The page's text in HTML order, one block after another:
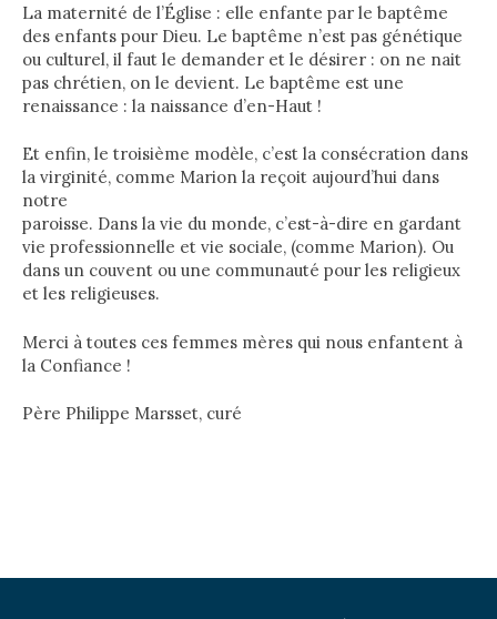
La maternité de l’Église : elle enfante par le baptême
des enfants pour Dieu. Le baptême n’est pas génétique
ou culturel, il faut le demander et le désirer : on ne nait
pas chrétien, on le devient. Le baptême est une
renaissance : la naissance d’en-Haut !
Et enfin, le troisième modèle, c’est la consécration dans
la virginité, comme Marion la reçoit aujourd’hui dans
notre
paroisse. Dans la vie du monde, c’est-à-dire en gardant
vie professionnelle et vie sociale, (comme Marion). Ou
dans un couvent ou une communauté pour les religieux
et les religieuses.
Merci à toutes ces femmes mères qui nous enfantent à
la Confiance !
Père Philippe Marsset, curé